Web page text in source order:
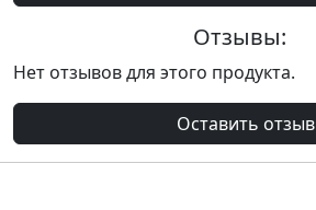
Отзывы:
Нет отзывов для этого продукта.
Оставить отзыв